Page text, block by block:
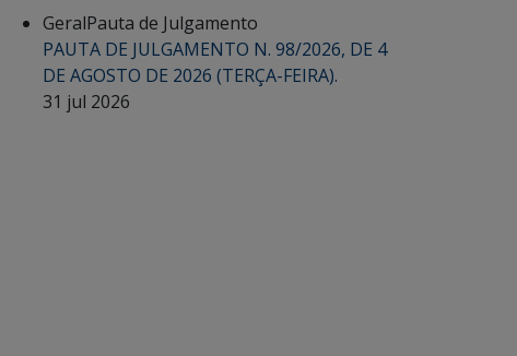
GeralPauta de Julgamento
PAUTA DE JULGAMENTO N. 98/2026, DE 4
DE AGOSTO DE 2026 (TERÇA-FEIRA).
31 jul 2026